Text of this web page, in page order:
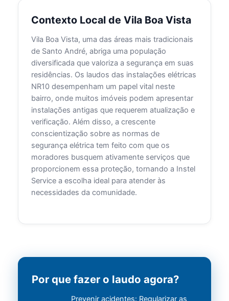
Contexto Local de Vila Boa Vista
Vila Boa Vista, uma das áreas mais tradicionais
de Santo André, abriga uma população
diversificada que valoriza a segurança em suas
residências. Os laudos das instalações elétricas
NR10 desempenham um papel vital neste
bairro, onde muitos imóveis podem apresentar
instalações antigas que requerem atualização e
verificação. Além disso, a crescente
conscientização sobre as normas de
segurança elétrica tem feito com que os
moradores busquem ativamente serviços que
proporcionem essa proteção, tornando a Instel
Service a escolha ideal para atender às
necessidades da comunidade.
Por que fazer o laudo agora?
Prevenir acidentes: Regularizar as